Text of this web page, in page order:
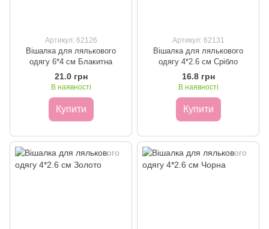
Артикул: 62126
Вішалка для лялькового
одягу 6*4 см Блакитна
21.0 грн
В наявності
Купити
Артикул: 62131
Вішалка для лялькового
одягу 4*2.6 см Срібло
16.8 грн
В наявності
Купити